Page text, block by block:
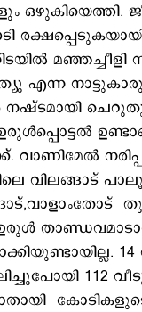
ഒഴുകിയെത്തി.
മഞ്ഞച്ചീളി
എന്ന
നഷ്ടമായി
വിലങ്ങാട്
112